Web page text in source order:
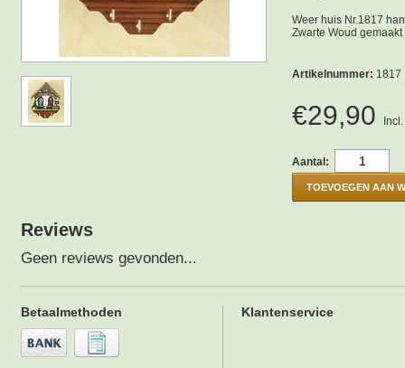
Weer huis Nr.1817
Zwarte Woud
Artikelnummer: 1817
€29,90
Aantal:
TOEVOEGEN AAN
Reviews
Geen reviews gevonden...
Betaalmethoden Klantenservice